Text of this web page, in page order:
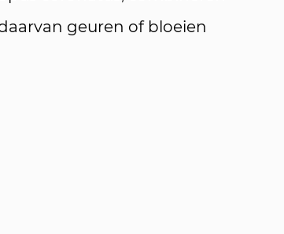
geuren of bloeien